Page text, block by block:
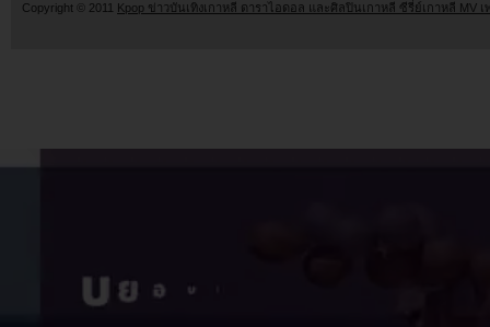
Copyright © 2011 Kpop ข่าวบันเทิงเกาหลี ดาราไอดอล และศิลปินเกาหลี ซีรี่ย์เกาหลี MV